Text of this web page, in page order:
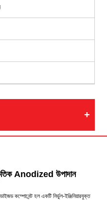
Anodized উপাদান
কম্পোনেন্ট হল একটি নির্ভুল-ইঞ্জিনিয়ারযুক্ত